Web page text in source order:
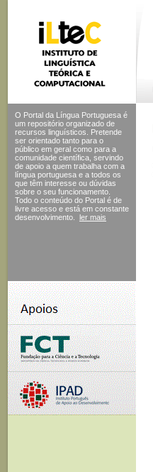
O Portal da Língua Portuguesa é
um repositório organizado de
recursos linguísticos. Pretende
ser orientado tanto para o
público em geral como para a
comunidade científica, servindo
de apoio a quem trabalha com a
língua portuguesa e a todos os
que têm interesse ou dúvidas
sobre o seu funcionamento.
Todo o conteúdo do Portal é de
livre acesso e está em constante
desenvolvimento.
ler mais